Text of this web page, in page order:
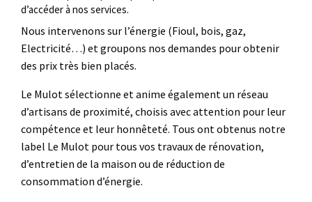
d’accéder à nos services.
Nous intervenons sur l’énergie (Fioul, bois, gaz,
Electricité…) et groupons nos demandes pour obtenir
des prix très bien placés.
Le Mulot sélectionne et anime également un réseau
d’artisans de proximité, choisis avec attention pour leur
compétence et leur honnêteté. Tous ont obtenus notre
label Le Mulot pour tous vos travaux de rénovation,
d’entretien de la maison ou de réduction de
consommation d’énergie.